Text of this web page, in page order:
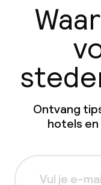
Ontvang
hotels